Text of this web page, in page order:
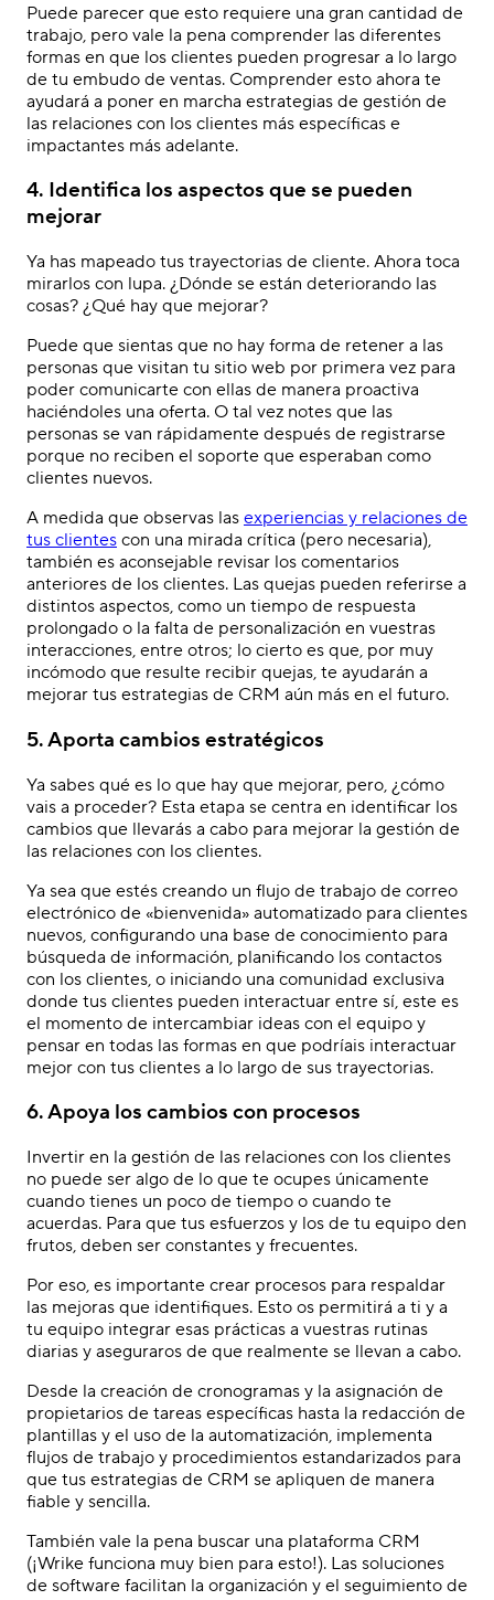
Puede parecer que esto requiere una gran cantidad de
trabajo, pero vale la pena comprender las diferentes
formas en que los clientes pueden progresar a lo largo
de tu embudo de ventas. Comprender esto ahora te
ayudará a poner en marcha estrategias de gestión de
las relaciones con los clientes más específicas e
impactantes más adelante.
4. Identifica los aspectos que se pueden
mejorar
Ya has mapeado tus trayectorias de cliente. Ahora toca
mirarlos con lupa. ¿Dónde se están deteriorando las
cosas? ¿Qué hay que mejorar?
Puede que sientas que no hay forma de retener a las
personas que visitan tu sitio web por primera vez para
poder comunicarte con ellas de manera proactiva
haciéndoles una oferta. O tal vez notes que las
personas se van rápidamente después de registrarse
porque no reciben el soporte que esperaban como
clientes nuevos.
A medida que observas las experiencias y relaciones de
tus clientes con una mirada crítica (pero necesaria),
también es aconsejable revisar los comentarios
anteriores de los clientes. Las quejas pueden referirse a
distintos aspectos, como un tiempo de respuesta
prolongado o la falta de personalización en vuestras
interacciones, entre otros; lo cierto es que, por muy
incómodo que resulte recibir quejas, te ayudarán a
mejorar tus estrategias de CRM aún más en el futuro.
5. Aporta cambios estratégicos
Ya sabes qué es lo que hay que mejorar, pero, ¿cómo
vais a proceder? Esta etapa se centra en identificar los
cambios que llevarás a cabo para mejorar la gestión de
las relaciones con los clientes.
Ya sea que estés creando un flujo de trabajo de correo
electrónico de «bienvenida» automatizado para clientes
nuevos, configurando una base de conocimiento para
búsqueda de información, planificando los contactos
con los clientes, o iniciando una comunidad exclusiva
donde tus clientes pueden interactuar entre sí, este es
el momento de intercambiar ideas con el equipo y
pensar en todas las formas en que podríais interactuar
mejor con tus clientes a lo largo de sus trayectorias.
6. Apoya los cambios con procesos
Invertir en la gestión de las relaciones con los clientes
no puede ser algo de lo que te ocupes únicamente
cuando tienes un poco de tiempo o cuando te
acuerdas. Para que tus esfuerzos y los de tu equipo den
frutos, deben ser constantes y frecuentes.
Por eso, es importante crear procesos para respaldar
las mejoras que identifiques. Esto os permitirá a ti y a
tu equipo integrar esas prácticas a vuestras rutinas
diarias y aseguraros de que realmente se llevan a cabo.
Desde la creación de cronogramas y la asignación de
propietarios de tareas específicas hasta la redacción de
plantillas y el uso de la automatización, implementa
flujos de trabajo y procedimientos estandarizados para
que tus estrategias de CRM se apliquen de manera
fiable y sencilla.
También vale la pena buscar una plataforma CRM
(¡Wrike funciona muy bien para esto!). Las soluciones
de software facilitan la organización y el seguimiento de